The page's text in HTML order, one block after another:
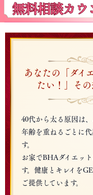
あなたの「ダイ
たい！」そ
40代から太る原因は
年齢を重ねるごとに
す。
お家でBHAダイエッ
す。健康とキレイを
ご提供しています。